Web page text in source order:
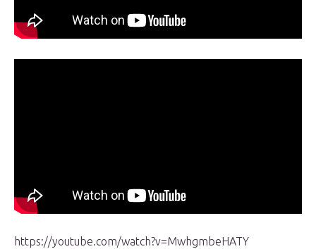
https://youtube.com/watch?v=MwhgmbeHATY